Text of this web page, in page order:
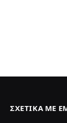
ΣΧΕΤΙΚΆ ΜΕ